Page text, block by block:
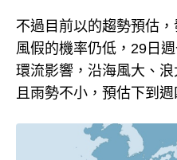
不過目前以的趨勢預估
風假的機率仍低，29日
環流影響，沿海風大、
且雨勢不小，預估下到週